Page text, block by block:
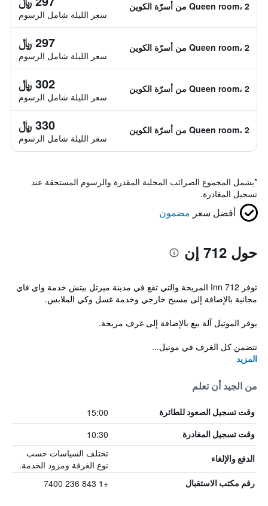
Queen room، 2 من أسرّة الكوين
سعر الليلة شامل الرسوم
Queen room، 2 من أسرّة الكوين 297 ﷼
سعر الليلة شامل الرسوم
Queen room، 2 من أسرّة الكوين 302 ﷼
سعر الليلة شامل الرسوم
Queen room، 2 من أسرّة الكوين 330 ﷼
سعر الليلة شامل الرسوم
*يشمل المجموع الضرائب المحلية المقدرة والرسوم المستحقة عند
تسجيل المغادرة.
أفضل سعر مضمون
حول 712 إن
توفر 712 Inn المريحة والتي تقع في مدينة ميرتل بيتش خدمة واي فاي
مجانية بالإضافة إلى مسبح خارجي وخدمة غسل وكي الملابس.
يوفر الموتيل آلة بيع بالإضافة إلى غرف مريحة.
تتضمن كل الغرف في موتيل...
المزيد
من الجيد أن تعلم
وقت تسجيل الصعود للطائرة 15:00
وقت تسجيل المغادرة 10:30
الدفع والإلغاء
تختلف السياسات حسب
نوع الغرفة ومزود الخدمة.
رقم مكتب الاستقبال +1 843 236 7400